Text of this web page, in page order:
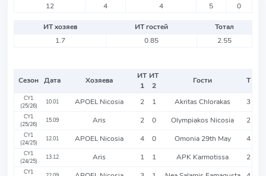
12
4 4 5 0
ИТ хозяев ИТ гостей
Тотал
1.7
0.85 2.55
Сезон Дата Хозяева
ИТ
1
ИТ
2
Гости Т
CY1
(25/26)
10.01 APOEL Nicosia 2 1 Akritas Chlorakas 3
CY1
(25/26)
15.09 Aris 2 0 Olympiakos Nicosia 2
CY1
(24/25)
12.01 APOEL Nicosia 4 0 Omonia 29th May 4
CY1
(24/25)
13.12 Aris 1 1 APK Karmotissa 2
CY1